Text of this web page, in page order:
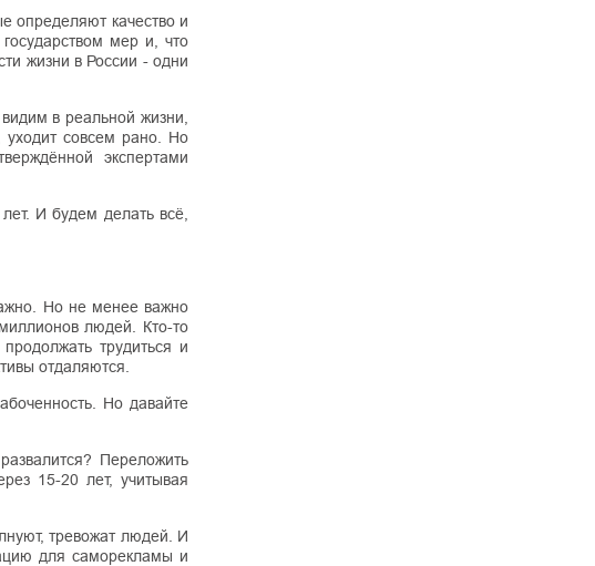
определяют качество и
мер и, что
жизни в России - одни
в реальной жизни,
уходит совсем рано. Но
экспертами
И будем делать всё,
Но не менее важно
людей. Кто-то
трудиться и
отдаляются.
Но давайте
Переложить
15-20 лет, учитывая
тревожат людей. И
для саморекламы и